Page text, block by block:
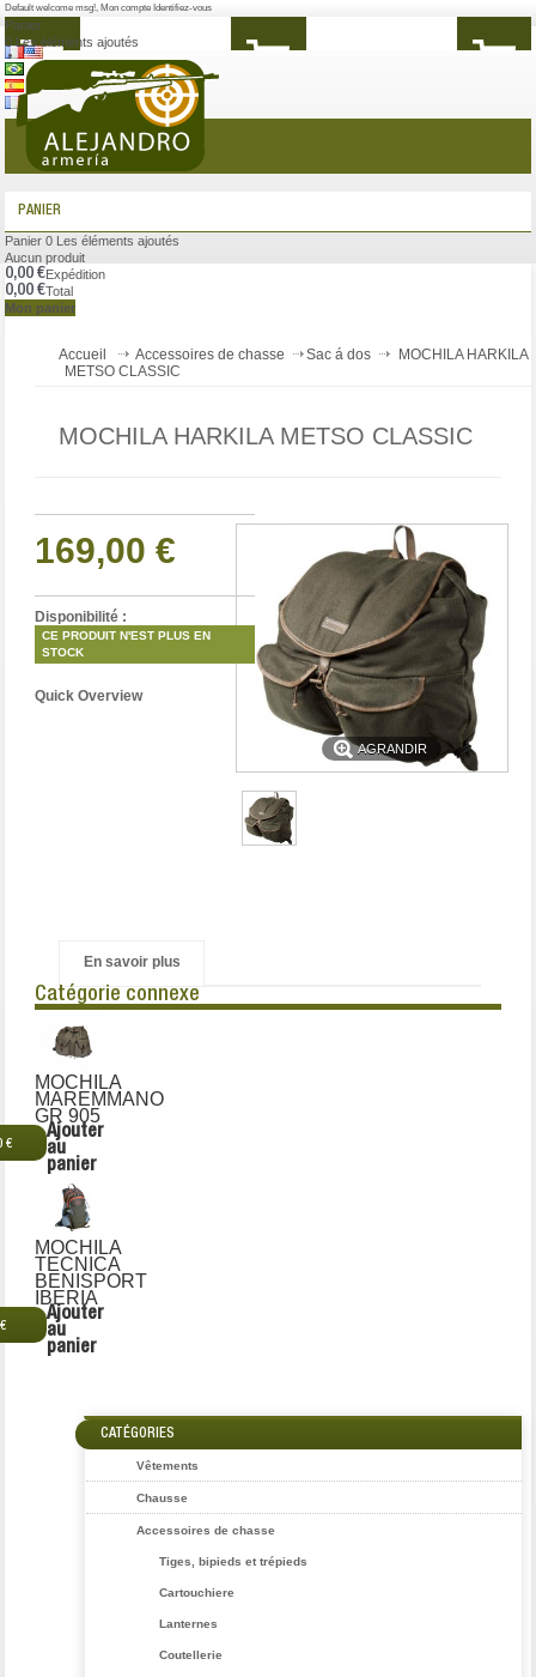
Default welcome msg!, Mon compte Identifiez-vous
Panier
0 Les éléments ajoutés
MENU
PANIER
Panier 0 Les éléments ajoutés
Aucun produit
0,00 €Expédition
0,00 €Total
Mon panier
Accueil Accessoires de chasse Sac á dos
MOCHILA HARKILA
METSO CLASSIC
MOCHILA HARKILA METSO CLASSIC
AGRANDIR
169,00 €
Disponibilité :
CE PRODUIT N'EST PLUS EN
STOCK
Quick Overview
En savoir plus
Catégorie connexe
MOCHILA
MAREMMANO
GR 905
€
Ajouter
au
panier
MOCHILA
TECNICA
BENISPORT
IBERIA
Ajouter
au
panier
CATÉGORIES
Vêtements
Chausse
Accessoires de chasse
Tiges, bipieds et trépieds
Cartouchiere
Lanternes
Coutellerie